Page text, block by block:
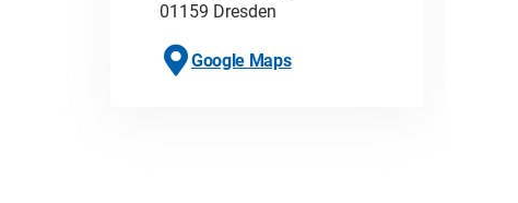
01159 Dresden
Google Maps